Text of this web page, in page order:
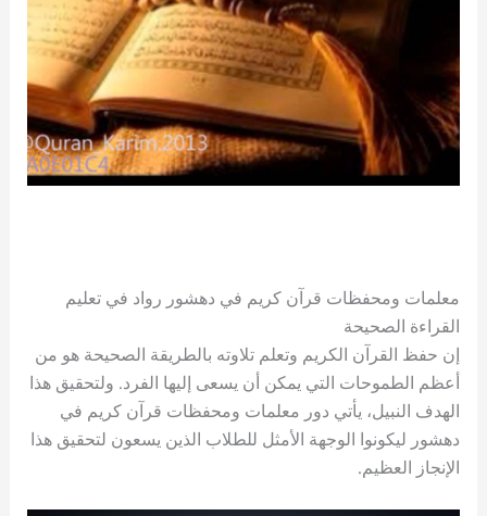
معلمات ومحفظات قرآن كريم في دهشور رواد في تعليم
القراءة الصحيحة
إن حفظ القرآن الكريم وتعلم تلاوته بالطريقة الصحيحة هو من
أعظم الطموحات التي يمكن أن يسعى إليها الفرد. ولتحقيق هذا
الهدف النبيل، يأتي دور معلمات ومحفظات قرآن كريم في
دهشور ليكونوا الوجهة الأمثل للطلاب الذين يسعون لتحقيق هذا
الإنجاز العظيم.